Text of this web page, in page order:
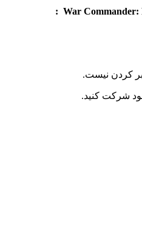
نیست.
کنید.